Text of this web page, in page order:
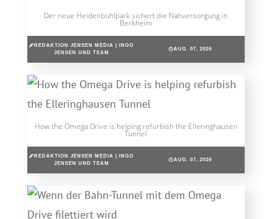
Der neue Heidenbühlpark sichert die Nahversorgung in
Berkheim
REDAKTION JENSEN MEDIA | INGO
JENSEN UND TEAM
AUG. 07, 2026
How the Omega Drive is helping refurbish the Elleringhausen
Tunnel
REDAKTION JENSEN MEDIA | INGO
JENSEN UND TEAM
AUG. 07, 2026